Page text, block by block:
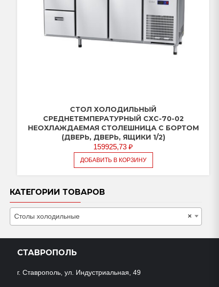
СТОЛ ХОЛОДИЛЬНЫЙ
СРЕДНЕТЕМПЕРАТУРНЫЙ СХС-70-02
НЕОХЛАЖДАЕМАЯ СТОЛЕШНИЦА С БОРТОМ
(ДВЕРЬ, ДВЕРЬ, ЯЩИКИ 1/2)
159925,73 ₽
ДОБАВИТЬ В КОРЗИНУ
КАТЕГОРИИ ТОВАРОВ
×
Столы холодильные
СТАВРОПОЛЬ
г. Ставрополь, ул. Индустриальная, 49